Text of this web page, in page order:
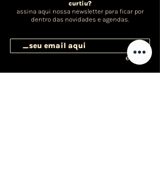
curtiu?
assina aqui nossa newsletter para ficar por
dentro das novidades e agendas.
enviar